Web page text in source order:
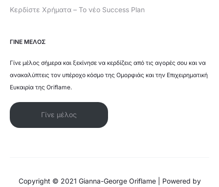
Κερδίστε Χρήματα – Το νέο Success Plan
ΓΙΝΕ ΜΕΛΟΣ
Γίνε μέλος σήμερα και ξεκίνησε να κερδίζεις από τις αγορές σου και να
ανακαλύπτεις τον υπέροχο κόσμο της Ομορφιάς και την Επιχειρηματική
Ευκαιρία της Oriflame.
Γίνε μέλος
Copyright © 2021 Gianna-George Oriflame | Powered by